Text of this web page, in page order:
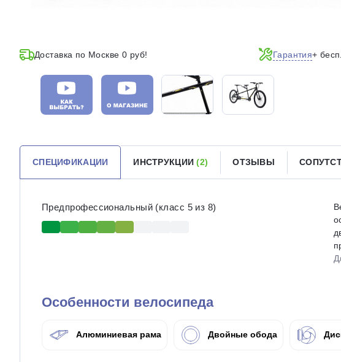
Доставка по Москве 0 руб! Гарантия+
СПЕЦИФИКАЦИИ ИНСТРУКЦИИ(2) ОТЗЫВЫ
Предпрофессиональный (класс 5 из 8)
Особенности велосипеда
Алюминиевая рама Двойные обода